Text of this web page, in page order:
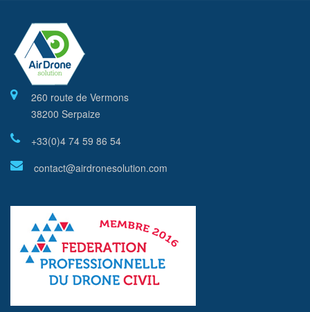
260 route de Vermons
38200 Serpaize
+33(0)4 74 59 86 54
contact@airdronesolution.com